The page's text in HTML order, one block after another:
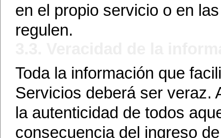
en el propio servicio o en
regulen.
Toda la información que
Servicios deberá ser veraz.
la autenticidad de todos
consecuencia del ingreso